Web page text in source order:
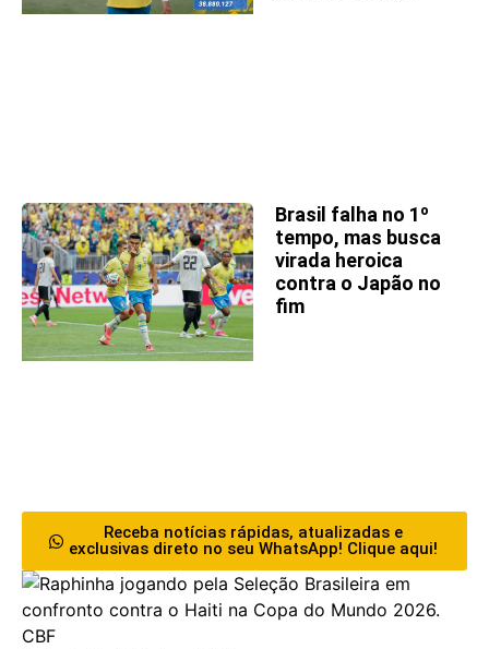
Brasil falha no 1º
tempo, mas busca
virada heroica
contra o Japão no
fim
Receba notícias rápidas, atualizadas e
exclusivas direto no seu WhatsApp! Clique aqui!